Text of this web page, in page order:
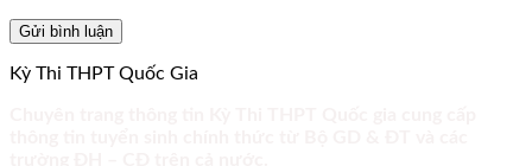
Kỳ Thi THPT Quốc Gia